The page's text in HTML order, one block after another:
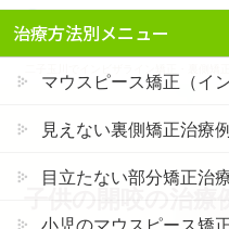
コ
ン
テ
ナ
ビ
ゲ
子供の開咬の治療
治療方法別メニュー
マウスピース矯正（イ
見えない裏側矯正治療
目立たない部分矯正治